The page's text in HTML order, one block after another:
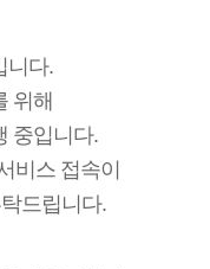
니다.
위해
중입니다.
비스 접속이
드립니다.